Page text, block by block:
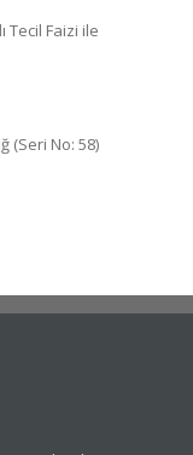
Tecil Faizi ile
(Seri No: 58)